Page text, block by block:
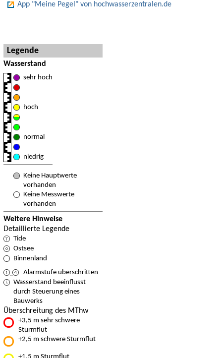
App "Meine Pegel" von hochwasserzentralen.de
Legende
Wasserstand
sehr hoch
hoch
normal
niedrig
Keine Hauptwerte
vorhanden
Keine Messwerte
vorhanden
Weitere Hinweise
Detaillierte Legende
Tide
Ostsee
Binnenland
Alarmstufe überschritten
Wasserstand beeinflusst
durch Steuerung eines
Bauwerks
Überschreitung des MThw
+3,5 m sehr schwere
Sturmflut
+2,5 m schwere Sturmflut